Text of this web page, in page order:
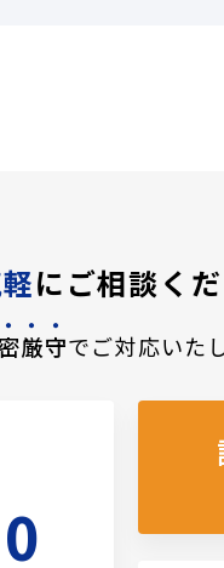
にご相談く
厳守でご対応いた